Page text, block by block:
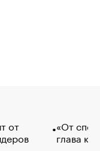
от
«От
глава